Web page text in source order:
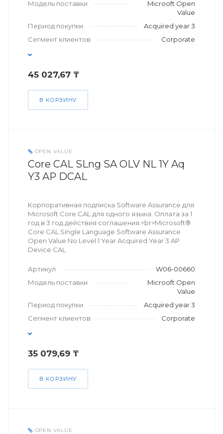
Модель поставки
Microoft Open
Value
Период покупки
Acquired year 3
Сегмент клиентов
Corporate
45 027,67 ₸
В КОРЗИНУ
OPEN VALUE
Core CAL SLng SA OLV NL 1Y Aq
Y3 AP DCAL
Корпоративная подписка Software Assurance для
Microsoft Core CAL для одного языка. Оплата за 1
год в 3 год действия соглашения.<br>Microsoft®
Core CAL Single Language Software Assurance
Open Value No Level 1 Year Acquired Year 3 AP
Device CAL
Артикул
W06-00660
Модель поставки
Microoft Open
Value
Период покупки
Acquired year 3
Сегмент клиентов
Corporate
35 079,69 ₸
В КОРЗИНУ
OPEN VALUE